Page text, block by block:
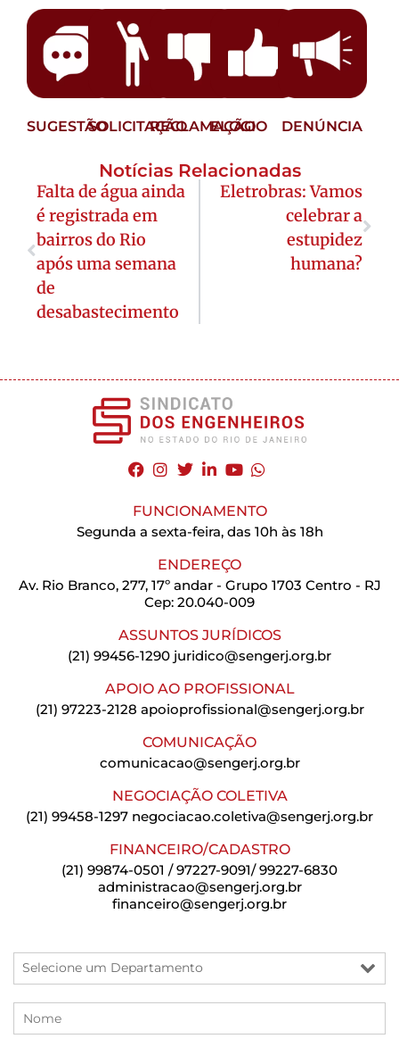
SUGESTÃOSOLICITAÇÃORECLAMAÇÃO
ELOGIO DENÚNCIA
Notícias Relacionadas
Falta de água ainda
é registrada em
bairros do Rio
após uma semana
de
desabastecimento
Eletrobras: Vamos
celebrar a
estupidez
humana?
FUNCIONAMENTO
Segunda a sexta-feira, das 10h às 18h
ENDEREÇO
Av. Rio Branco, 277, 17º andar - Grupo 1703 Centro - RJ
Cep: 20.040-009
ASSUNTOS JURÍDICOS
(21) 99456-1290 juridico@sengerj.org.br
APOIO AO PROFISSIONAL
(21) 97223-2128 apoioprofissional@sengerj.org.br
COMUNICAÇÃO
comunicacao@sengerj.org.br
NEGOCIAÇÃO COLETIVA
(21) 99458-1297 negociacao.coletiva@sengerj.org.br
FINANCEIRO/CADASTRO
(21) 99874-0501 / 97227-9091/ 99227-6830
administracao@sengerj.org.br
financeiro@sengerj.org.br